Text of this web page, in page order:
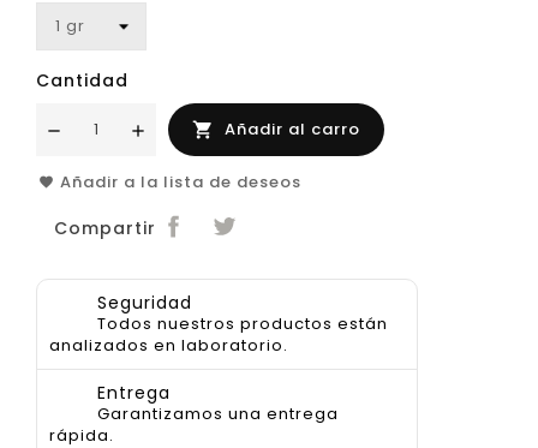
Cantidad
 Añadir al carro
Añadir a la lista de deseos
Compartir
Seguridad
Todos nuestros productos están
analizados en laboratorio.
Entrega
Garantizamos una entrega
rápida.